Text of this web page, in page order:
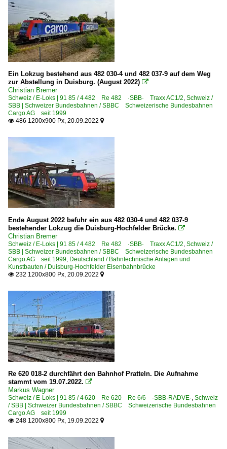
Ein Lokzug bestehend aus 482 030-4 und 482 037-9 auf dem Weg
zur Abstellung in Duisburg. (August 2022) 
Christian Bremer
Schweiz / E-Loks | 91 85 / 4 482 Re 482 ·SBB· Traxx AC1/2, Schweiz /
SBB | Schweizer Bundesbahnen / SBBC Schweizerische Bundesbahnen
Cargo AG seit 1999
 486 1200x900 Px, 20.09.2022 
Ende August 2022 befuhr ein aus 482 030-4 und 482 037-9
bestehender Lokzug die Duisburg-Hochfelder Brücke. 
Christian Bremer
Schweiz / E-Loks | 91 85 / 4 482 Re 482 ·SBB· Traxx AC1/2, Schweiz /
SBB | Schweizer Bundesbahnen / SBBC Schweizerische Bundesbahnen
Cargo AG seit 1999, Deutschland / Bahntechnische Anlagen und
Kunstbauten / Duisburg-Hochfelder Eisenbahnbrücke
 232 1200x800 Px, 20.09.2022 
Re 620 018-2 durchfährt den Bahnhof Pratteln. Die Aufnahme
stammt vom 19.07.2022. 
Markus Wagner
Schweiz / E-Loks | 91 85 / 4 620 Re 620 Re 6/6 ·SBB·RADVE·, Schweiz
/ SBB | Schweizer Bundesbahnen / SBBC Schweizerische Bundesbahnen
Cargo AG seit 1999
 248 1200x800 Px, 19.09.2022 